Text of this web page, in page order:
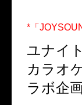
*「
ユナイ
カラオ
ラボ企